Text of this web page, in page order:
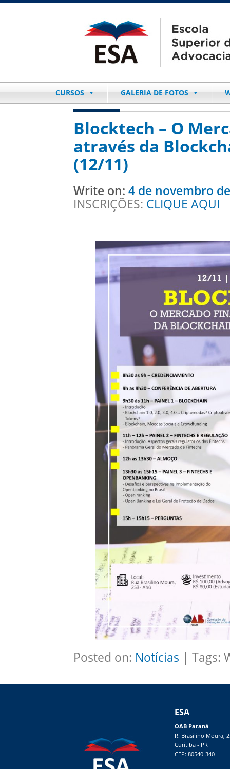
CURSOS GALERIA DE FOTOS
Blocktech – O
através da
(12/11)
Write on: 4 de novembro
INSCRIÇÕES: CLIQUE AQUI
Posted on: Notícias | Tags:
ESA
OAB Paraná
R. Brasilino Moura,
Curitiba - PR
CEP: 80540-340